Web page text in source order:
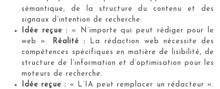
sémantique, de la structure du contenu et des
signaux d’intention de recherche.
Idée reçue : « N’importe qui peut rédiger pour le
web ». Réalité : La rédaction web nécessite des
compétences spécifiques en matière de lisibilité, de
structure de l’information et d’optimisation pour les
moteurs de recherche.
Idée reçue : « L’IA peut remplacer un rédacteur ».